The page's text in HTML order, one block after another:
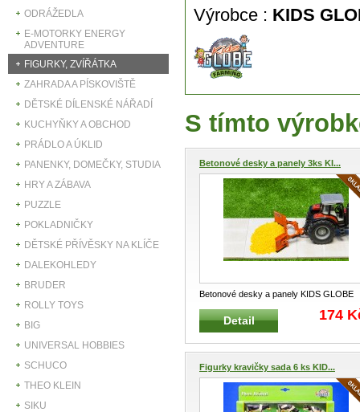
ODRÁŽEDLA
E-MOTORKY ENERGY
ADVENTURE
FIGURKY, ZVÍŘÁTKA
ZAHRADA A PÍSKOVIŠTĚ
DĚTSKÉ DÍLENSKÉ NÁŘADÍ
KUCHYŇKY A OBCHOD
PRÁDLO A ÚKLID
PANENKY, DOMEČKY, STUDIA
HRY A ZÁBAVA
PUZZLE
POKLADNIČKY
DĚTSKÉ PŘÍVĚSKY NA KLÍČE
DALEKOHLEDY
BRUDER
ROLLY TOYS
BIG
UNIVERSAL HOBBIES
SCHUCO
THEO KLEIN
SIKU
Výrobce : KIDS
S tímto
Betonové desky a panely 3ks KI...
Betonové desky a panely KIDS GLOBE
FARMING 610003 Desky s imitací...
Detail 174
Figurky kravičky sada 6 ks KID...